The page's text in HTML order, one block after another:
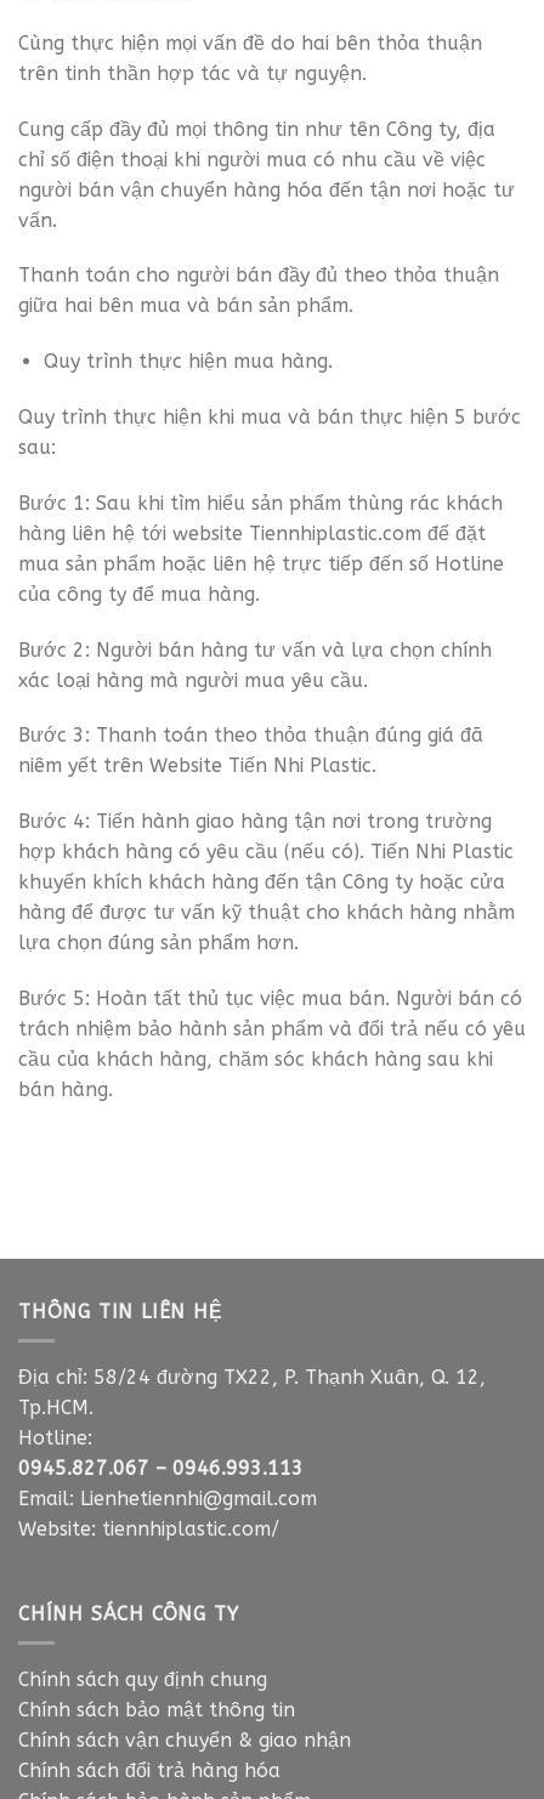
Cùng thực hiện mọi vấn đề do hai bên thỏa thuận
trên tinh thần hợp tác và tự nguyện.
Cung cấp đầy đủ mọi thông tin như tên Công ty, địa
chỉ số điện thoại khi người mua có nhu cầu về việc
người bán vận chuyển hàng hóa đến tận nơi hoặc tư
vấn.
Thanh toán cho người bán đầy đủ theo thỏa thuận
giữa hai bên mua và bán sản phẩm.
Quy trình thực hiện mua hàng.
Quy trình thực hiện khi mua và bán thực hiện 5 bước
sau:
Bước 1: Sau khi tìm hiểu sản phẩm thùng rác khách
hàng liên hệ tới website Tiennhiplastic.com để đặt
mua sản phẩm hoặc liên hệ trực tiếp đến số Hotline
của công ty để mua hàng.
Bước 2: Người bán hàng tư vấn và lựa chọn chính
xác loại hàng mà người mua yêu cầu.
Bước 3: Thanh toán theo thỏa thuận đúng giá đã
niêm yết trên Website Tiến Nhi Plastic.
Bước 4: Tiến hành giao hàng tận nơi trong trường
hợp khách hàng có yêu cầu (nếu có). Tiến Nhi Plastic
khuyến khích khách hàng đến tận Công ty hoặc cửa
hàng để được tư vấn kỹ thuật cho khách hàng nhằm
lựa chọn đúng sản phẩm hơn.
Bước 5: Hoàn tất thủ tục việc mua bán. Người bán có
trách nhiệm bảo hành sản phẩm và đổi trả nếu có yêu
cầu của khách hàng, chăm sóc khách hàng sau khi
bán hàng.
THÔNG TIN LIÊN HỆ
Địa chỉ: 58/24 đường TX22, P. Thạnh Xuân, Q. 12,
Tp.HCM.
Hotline:
0945.827.067 – 0946.993.113
Email: Lienhetiennhi@gmail.com
Website: tiennhiplastic.com/
CHÍNH SÁCH CÔNG TY
Chính sách quy định chung
Chính sách bảo mật thông tin
Chính sách vận chuyển & giao nhận
Chính sách đổi trả hàng hóa